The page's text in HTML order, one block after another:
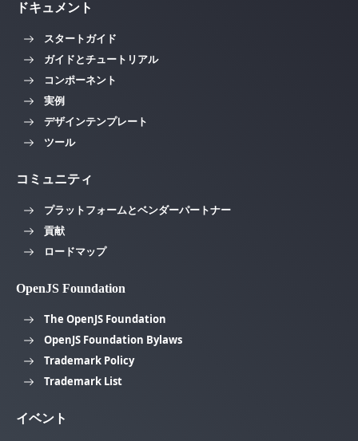
ドキュメント
スタートガイド
ガイドとチュートリアル
コンポーネント
実例
デザインテンプレート
ツール
コミュニティ
プラットフォームとベンダーパートナー
貢献
ロードマップ
OpenJS Foundation
The OpenJS Foundation
OpenJS Foundation Bylaws
Trademark Policy
Trademark List
イベント